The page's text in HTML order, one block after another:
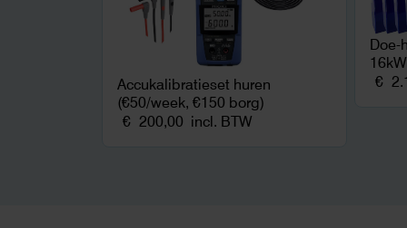
Accukalibratieset huren
(€50/week, €150 borg)
€ 200,00 incl. BTW
Doe-
€